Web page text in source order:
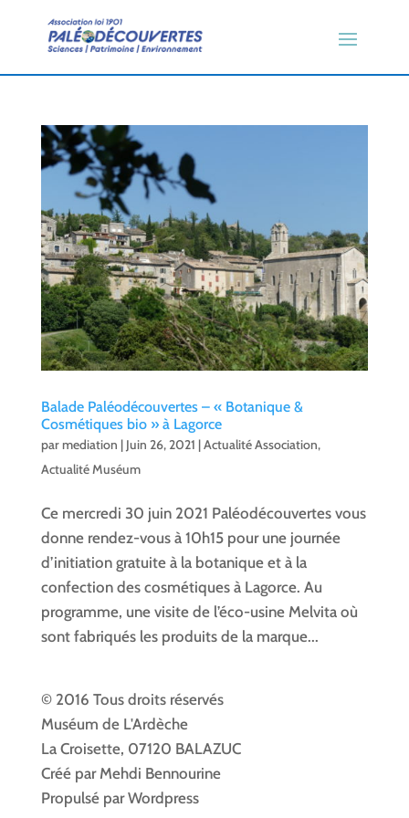
Balade Paléodécouvertes – « Botanique &
Cosmétiques bio » à Lagorce
parmediation | Juin 26, 2021 |Actualité Association,
Actualité Muséum
Ce mercredi 30 juin 2021 Paléodécouvertes vous
donne rendez-vous à 10h15 pour une journée
d’initiation gratuite à la botanique et à la
confection des cosmétiques à Lagorce. Au
programme, une visite de l’éco-usine Melvita où
sont fabriqués les produits de la marque...
© 2016 Tous droits réservés
Muséum de L'Ardèche
La Croisette, 07120 BALAZUC
Créé par Mehdi Bennourine
Propulsé par Wordpress